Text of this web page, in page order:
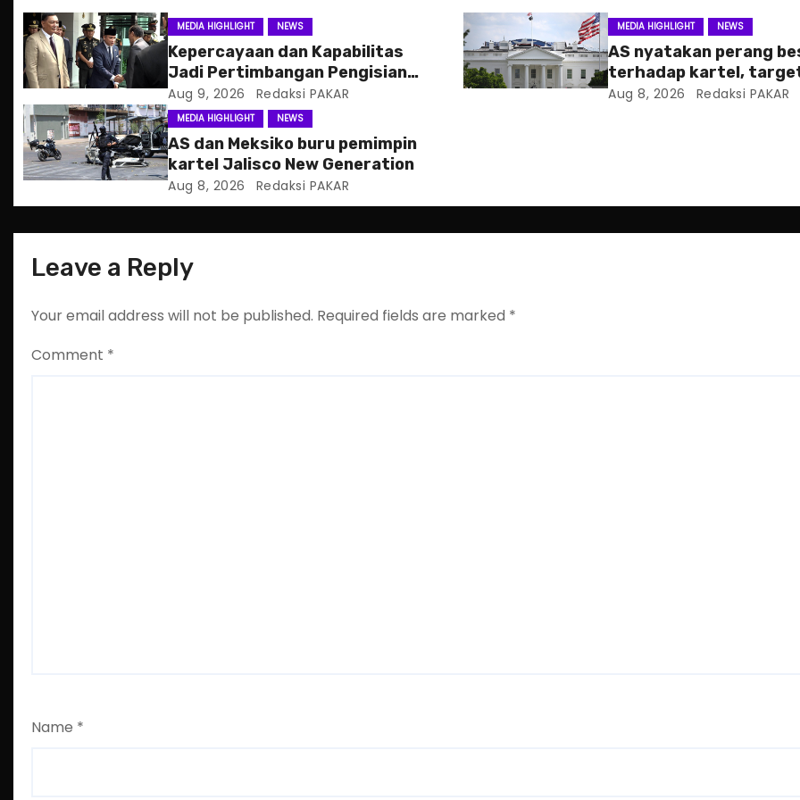
g
a
t
i
o
n
MEDIA HIGHLIGHT NEWS
Kepercayaan dan Kapabilitas
Jadi Pertimbangan Pengisian
Posisi Wamenhan
Aug 9, 2026 Redaksi PAKAR
MEDIA HIGHLIGHT NEWS
AS nyatakan perang
terhadap kartel,
pertama CJNG
Aug 8, 2026 Redaksi PAKAR
MEDIA HIGHLIGHT NEWS
AS dan Meksiko buru pemimpin
kartel Jalisco New Generation
Aug 8, 2026 Redaksi PAKAR
Leave a Reply
Your email address will not be published. Required fields are marked *
Comment *
Name *